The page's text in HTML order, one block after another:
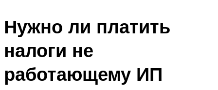
Нужно ли платить
налоги не
работающему ИП